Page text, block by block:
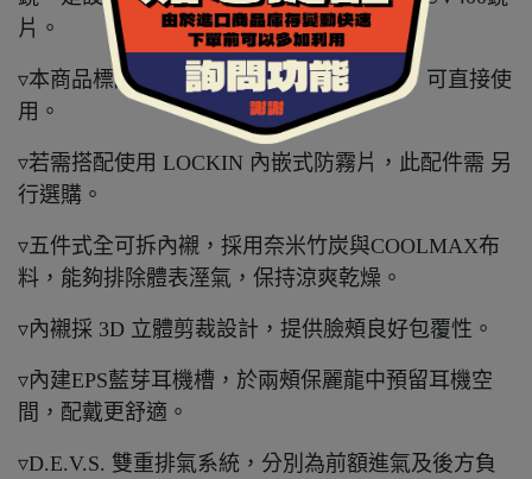
片。
▿本商品標配為含PIN扣點的淺茶色大鏡片，可直接使
用。
▿若需搭配使用 LOCKIN 內嵌式防霧片，此配件需 另
行選購。
▿五件式全可拆內襯，採用奈米竹炭與COOLMAX布
料，能夠排除體表溼氣，保持涼爽乾燥。
▿內襯採 3D 立體剪裁設計，提供臉頰良好包覆性。
▿內建EPS藍芽耳機槽，於兩頰保麗龍中預留耳機空
間，配戴更舒適。
▿D.E.V.S. 雙重排氣系統，分別為前額進氣及後方負